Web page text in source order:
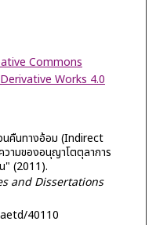
Commons
Works 4.0
นคืนทางอ้อม (Indirect
ามของอนุญาโตตุลาการ
" (2011).
and Dissertations
40110